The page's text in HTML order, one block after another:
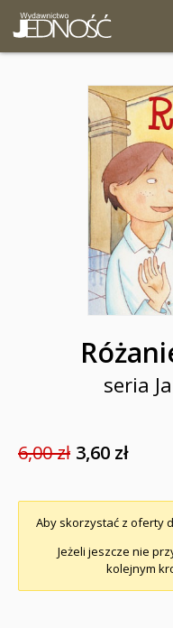
seria
6,00 zł 3,60 zł
Aby skorzystać z oferty
Jeżeli jeszcze nie
kolejnym